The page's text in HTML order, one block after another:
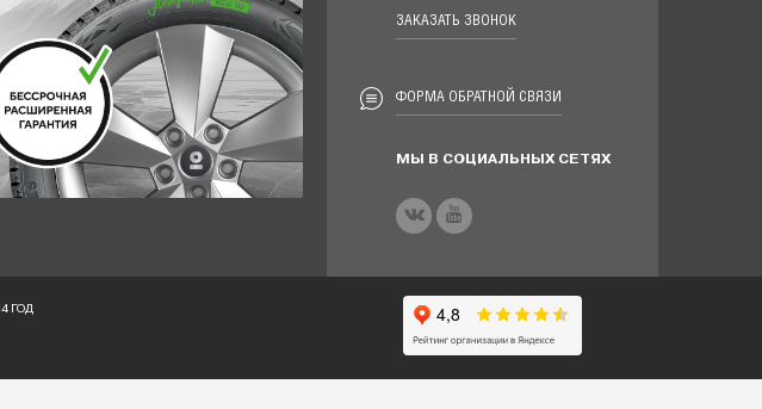
ЗАКАЗАТЬ ЗВОНОК
ФОРМА ОБРАТНОЙ СВЯЗИ
МЫ В СОЦИАЛЬНЫХ СЕТЯХ
ГОД